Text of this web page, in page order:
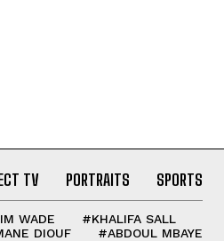
TV PORTRAITS SPORTS
WADE
#KHALIFA SALL
DIOUF #ABDOUL MBAYE